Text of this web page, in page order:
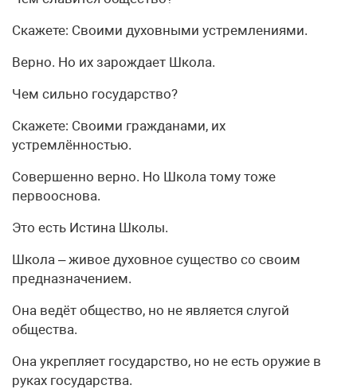
Скажете: Своими духовными устремлениями.
Верно. Но их зарождает Школа.
Чем сильно государство?
Скажете: Своими гражданами, их
устремлённостью.
Совершенно верно. Но Школа тому тоже
первооснова.
Это есть Истина Школы.
Школа – живое духовное существо со своим
предназначением.
Она ведёт общество, но не является слугой
общества.
Она укрепляет государство, но не есть оружие в
руках государства.